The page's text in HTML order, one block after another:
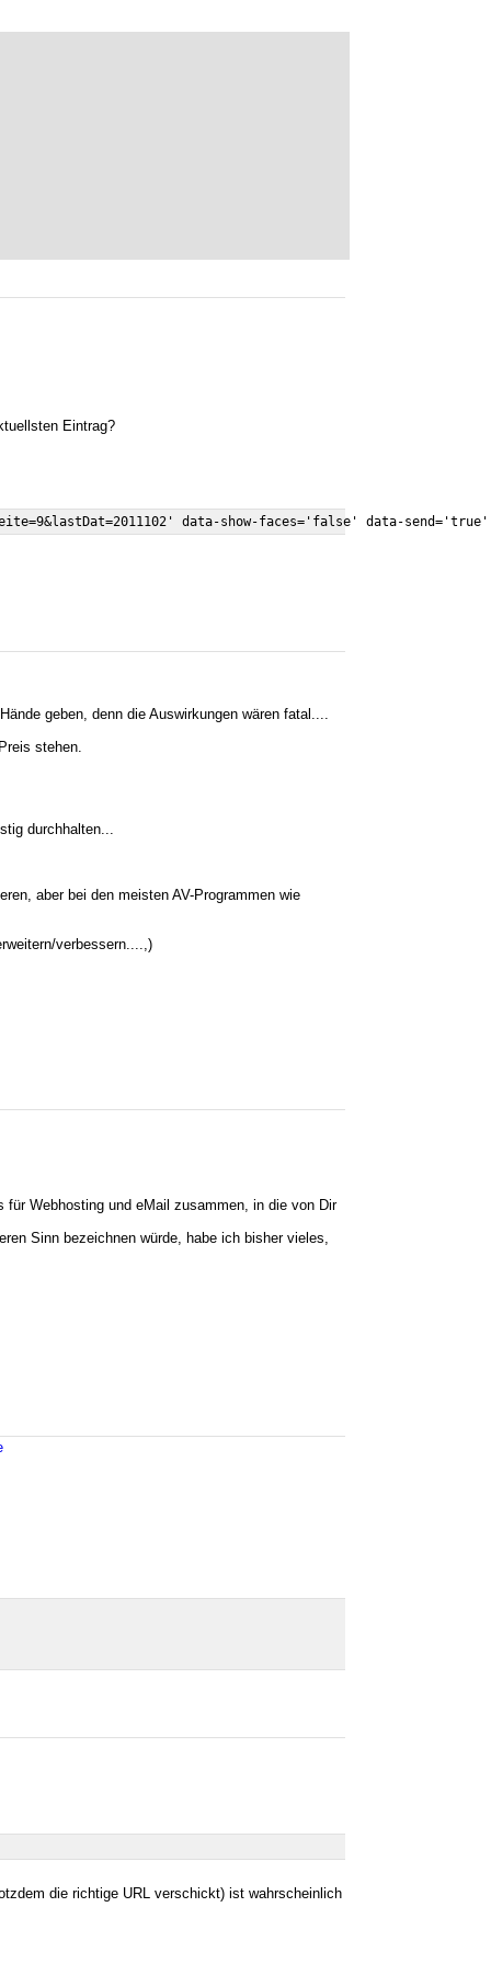
Eintrag?
geben, denn die Auswirkungen wären fatal....
stehen.
durchhalten...
aber bei den meisten AV-Programmen wie
verbessern....,)
Webhosting und eMail zusammen, in die von Dir
Sinn bezeichnen würde, habe ich bisher vieles,
die richtige URL verschickt) ist wahrscheinlich